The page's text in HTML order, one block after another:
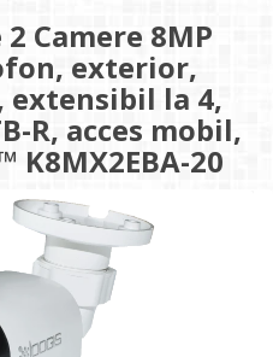
Camere 8MP
exterior,
extensibil la 4,
R, acces mobil,
K8MX2EBA-20